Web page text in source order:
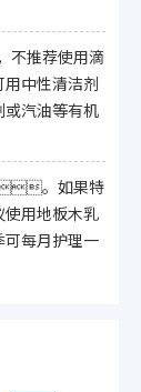
推荐使用滴
中性清洁剂
汽油等有机
。如果特
用地板木乳
每月护理一